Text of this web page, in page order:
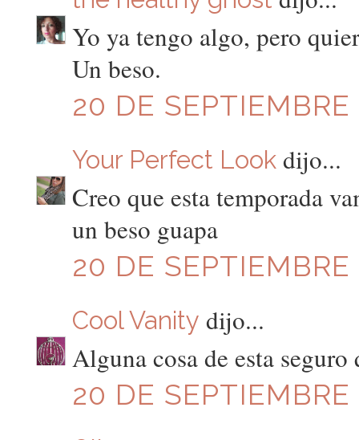
Yo ya tengo algo, pero
Un beso.
20 DE
Your Perfect Lookdijo...
Creo que esta temporada
un beso guapa
20 DE
Cool Vanity dijo...
Alguna cosa de esta seguro
20 DE